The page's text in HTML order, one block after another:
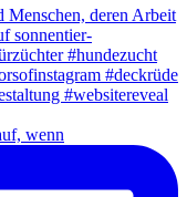
wenn